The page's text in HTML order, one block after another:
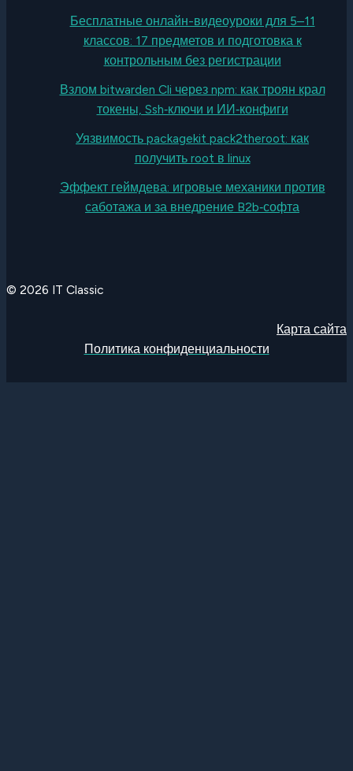
Бесплатные онлайн-видеоуроки для 5–11
классов: 17 предметов и подготовка к
контрольным без регистрации
Взлом bitwarden Cli через npm: как троян крал
токены, Ssh‑ключи и ИИ‑конфиги
Уязвимость packagekit pack2theroot: как
получить root в linux
Эффект геймдева: игровые механики против
саботажа и за внедрение B2b‑софта
© 2026 IT Classic
Карта сайта
Политика конфиденциальности